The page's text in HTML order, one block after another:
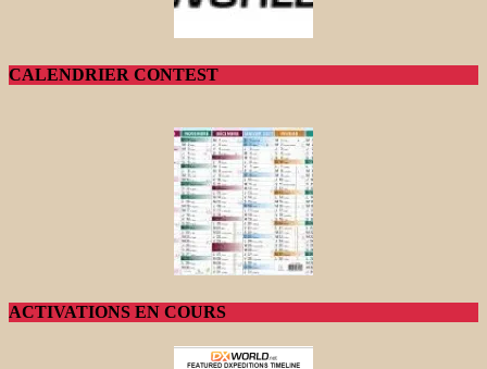
CALENDRIER CONTEST
ACTIVATIONS EN COURS